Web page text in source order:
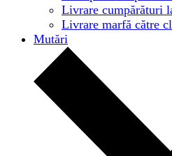
Livrare cumpărături
Livrare marfă către
Mutări